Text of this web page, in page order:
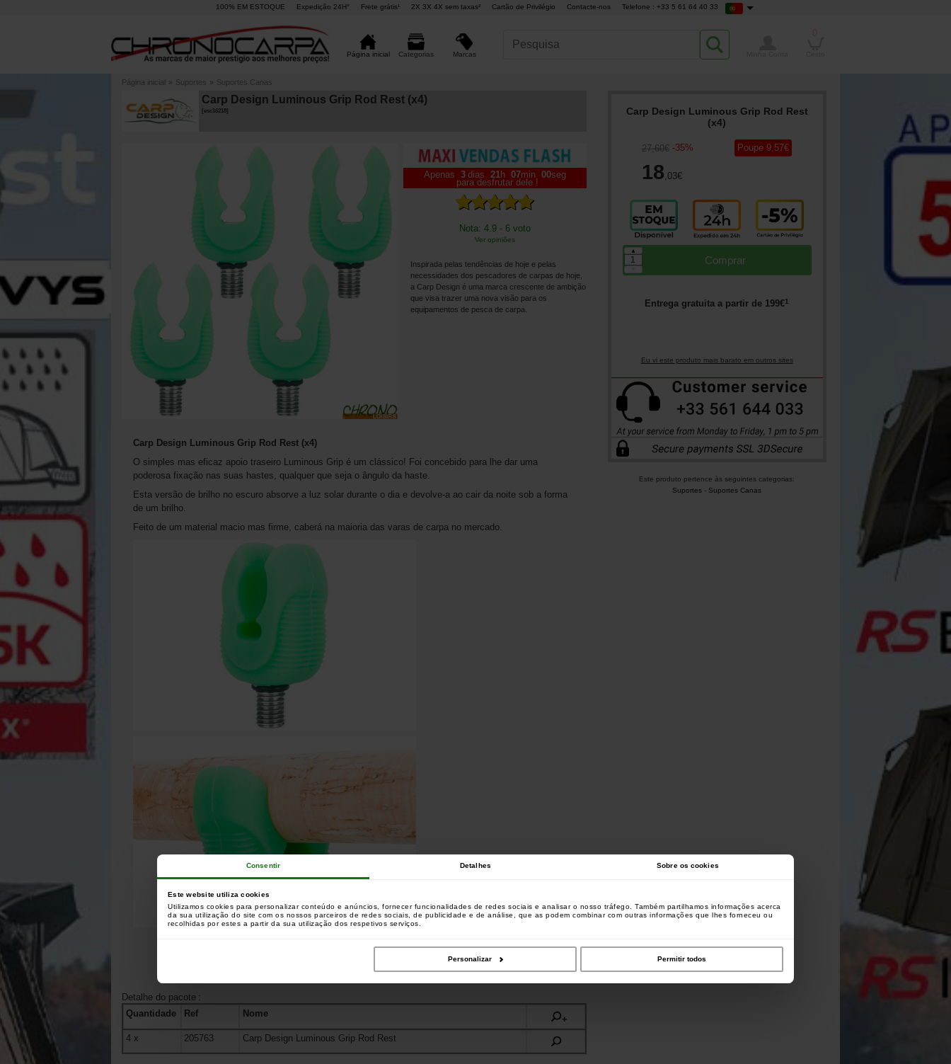
Consentir Detalhes Sobre os cookies
Este website utiliza cookies
Utilizamos cookies para personalizar conteúdo e anúncios, fornecer funcionalidades de redes sociais e analisar o nosso tráfego. Também partilhamos informações acerca
da sua utilização do site com os nossos parceiros de redes sociais, de publicidade e de análise, que as podem combinar com outras informações que lhes forneceu ou
recolhidas por estes a partir da sua utilização dos respetivos serviços.
Personalizar Permitir todos
100% EM ESTOQUE Expedição 24H° Frete grátis¹ 2X 3X 4X sem taxas² Cartão de Privilégio Contacte-nos Telefone : +33 5 61 64 40 33
Página inicial Categorias Marcas
Página inicial » Suportes » Suportes Canas
Carp Design Luminous Grip Rod Rest (x4)
esc16218]
Apenas 3 dias 21 h 06min 59seg
para desfrutar dele !
Nota: 4.9 - 6 voto
Ver opiniões
Inspirada pelas tendências de hoje e pelas
necessidades dos pescadores de carpas de hoje,
a Carp Design é uma marca crescente de ambição
que visa trazer uma nova visão para os
equipamentos de pesca de carpa.
Carp Design Luminous Grip Rod Rest
(x4)
27,60€ -35%
18,03€
Poupe 9,57€
Comprar
▲
Entrega gratuita a partir de 199€1
Eu vi este produto mais barato em outros sites
Este produto pertence às seguintes categorias:
Suportes - Suportes Canas
Carp Design Luminous Grip Rod Rest (x4)
O simples mas eficaz apoio traseiro Luminous Grip é um clássico! Foi concebido para lhe dar uma
poderosa fixação nas suas hastes, qualquer que seja o ângulo da haste.
Esta versão de brilho no escuro absorve a luz solar durante o dia e devolve-a ao cair da noite sob a forma
de um brilho.
Feito de um material macio mas firme, caberá na maioria das varas de carpa no mercado.
Detalhe do pacote :
Quantidade
Ref Nome
+
4 x 205763 Carp Design Luminous Grip Rod Rest